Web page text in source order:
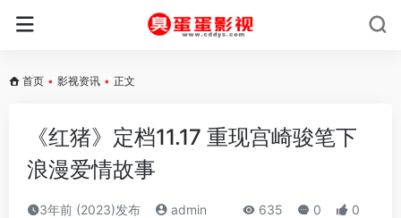
首页 • 影视资讯 • 正文
《红猪》定档11.17 重现宫崎骏笔下
浪漫爱情故事
3年前 (2023)发布 admin 635 0 0